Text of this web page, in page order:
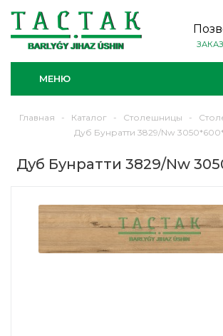
МЕНЮ
Главная - Каталог - Столешницы -
Дуб Бунратти 3829/Nw
Дуб Бунратти 3829/Nw